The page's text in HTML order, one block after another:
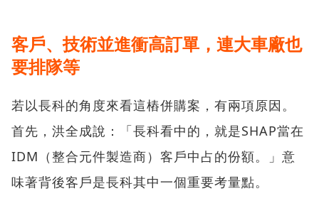
客戶、技術並進衝高訂單，連大車廠也
要排隊等
若以長科的角度來看這樁併購案，有兩項原因。
首先，洪全成說：「長科看中的，就是SHAP當在
IDM（整合元件製造商）客戶中占的份額。」意
味著背後客戶是長科其中一個重要考量點。